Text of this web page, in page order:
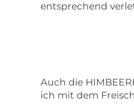
entsprechend
Auch die
ich mit dem